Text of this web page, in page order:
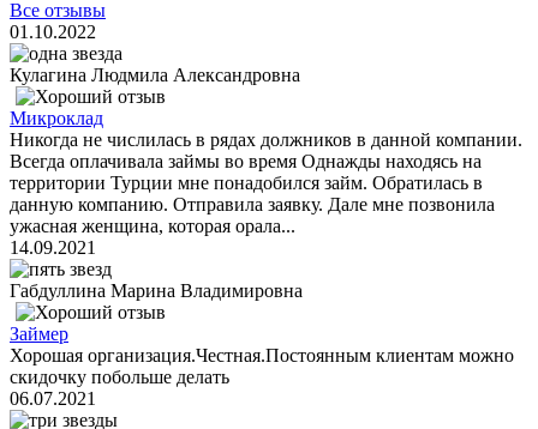
Все отзывы
01.10.2022
Кулагина Людмила Александровна
Микроклад
Никогда не числилась в рядах должников в данной компании.
Всегда оплачивала займы во время Однажды находясь на
территории Турции мне понадобился займ. Обратилась в
данную компанию. Отправила заявку. Дале мне позвонила
ужасная женщина, которая орала...
14.09.2021
Габдуллина Марина Владимировна
Займер
Хорошая организация.Честная.Постоянным клиентам можно
скидочку побольше делать
06.07.2021